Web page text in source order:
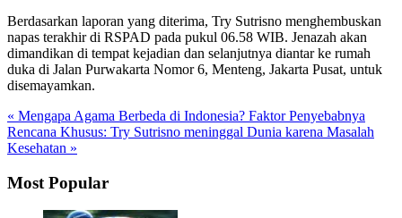
Berdasarkan laporan yang diterima, Try Sutrisno menghembuskan
napas terakhir di RSPAD pada pukul 06.58 WIB. Jenazah akan
dimandikan di tempat kejadian dan selanjutnya diantar ke rumah
duka di Jalan Purwakarta Nomor 6, Menteng, Jakarta Pusat, untuk
disemayamkan.
« Mengapa Agama Berbeda di Indonesia? Faktor Penyebabnya
Rencana Khusus: Try Sutrisno meninggal Dunia karena Masalah
Kesehatan »
Most Popular